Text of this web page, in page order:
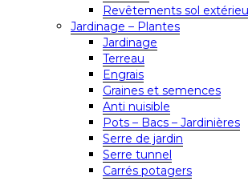
Revêtements sol
Jardinage – Plantes
Jardinage
Terreau
Engrais
Graines et semences
Anti nuisible
Pots – Bacs – Jardinières
Serre de jardin
Serre tunnel
Carrés potagers